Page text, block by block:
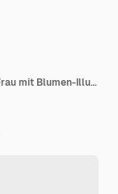
Freie, von der Hand gezeichnete Vektor-Frau mit Blumen-Illustration